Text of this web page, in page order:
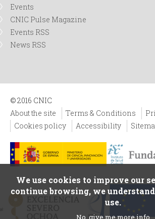
Events
CNIC Pulse Magazine
Events RSS
News RSS
© 2016 CNIC
About the site
Terms & Conditions
Cookies policy
Accessibility
We use cookies to improve our
continue browsing, we
use.
No, give me more info